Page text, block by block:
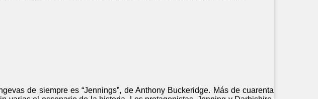
de siempre es “Jennings”, de Anthony Buckeridge. Más de cuarenta